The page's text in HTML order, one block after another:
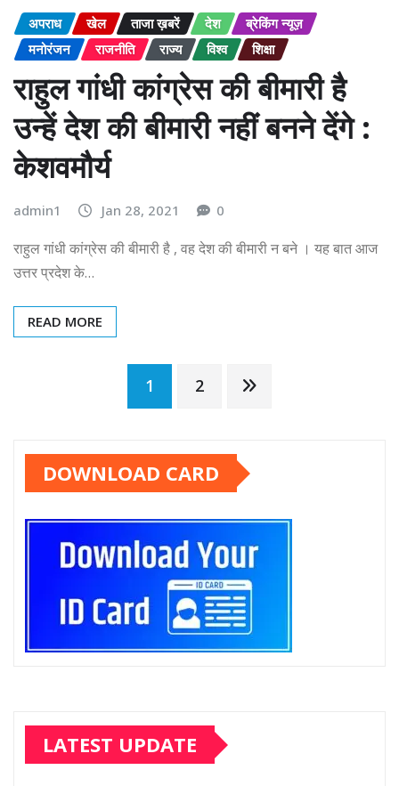
अपराध खेल ताजा ख़बरें देश
ब्रेकिंग न्यूज़
मनोरंजन
राजनीति राज्य विश्व शिक्षा
राहुल गांधी कांग्रेस की बीमारी है
उन्हें देश की बीमारी नहीं बनने देंगे :
केशवमौर्य
admin1 Jan 28, 2021 0
राहुल गांधी कांग्रेस की बीमारी है , वह देश की बीमारी न बने । यह बात आज
उत्तर प्रदेश के…
READ MORE
pagination
1 2
DOWNLOAD CARD
LATEST UPDATE